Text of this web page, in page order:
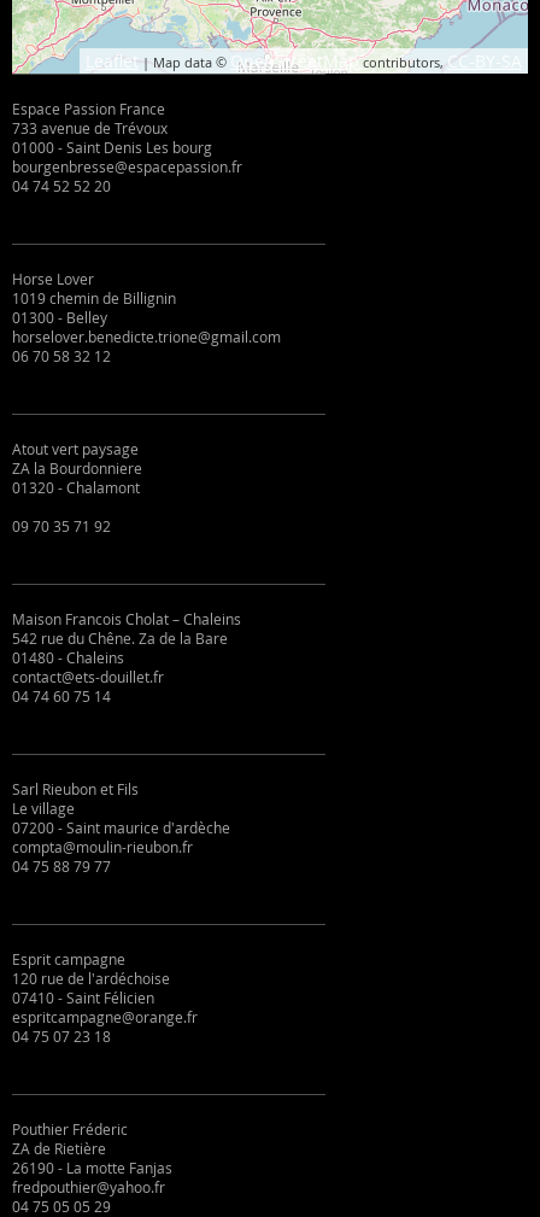
Leaflet | Map data © OpenStreetMapcontributors, CC-BY-SA
Espace Passion France
733 avenue de Trévoux
01000 - Saint Denis Les bourg
bourgenbresse@espacepassion.fr
04 74 52 52 20
Horse Lover
1019 chemin de Billignin
01300 - Belley
horselover.benedicte.trione@gmail.com
06 70 58 32 12
Atout vert paysage
ZA la Bourdonniere
01320 - Chalamont
09 70 35 71 92
Maison Francois Cholat – Chaleins
542 rue du Chêne. Za de la Bare
01480 - Chaleins
contact@ets-douillet.fr
04 74 60 75 14
Sarl Rieubon et Fils
Le village
07200 - Saint maurice d'ardèche
compta@moulin-rieubon.fr
04 75 88 79 77
Esprit campagne
120 rue de l'ardéchoise
07410 - Saint Félicien
espritcampagne@orange.fr
04 75 07 23 18
Pouthier Fréderic
ZA de Rietière
26190 - La motte Fanjas
fredpouthier@yahoo.fr
04 75 05 05 29